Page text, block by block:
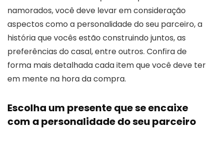
namorados, você deve levar em consideração
aspectos como a personalidade do seu parceiro, a
história que vocês estão construindo juntos, as
preferências do casal, entre outros. Confira de
forma mais detalhada cada item que você deve ter
em mente na hora da compra.
Escolha um presente que se encaixe
com a personalidade do seu parceiro